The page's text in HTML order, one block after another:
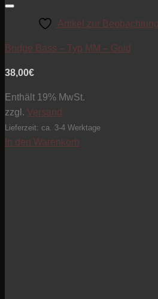
Artikel zur
Bridge Bass – Typ MM – Gold
38,00€
Enthält 19% MwSt.
zzgl. Versand
Lieferzeit: ca. 3-4 Werktage
In den Warenkorb